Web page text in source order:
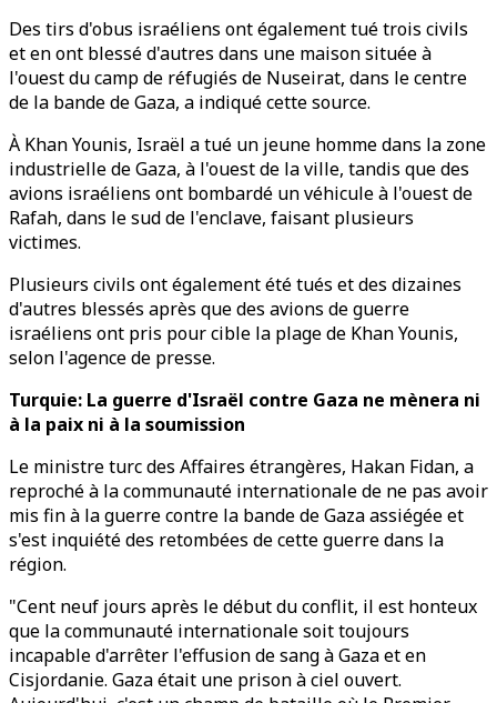
Des tirs d'obus israéliens ont également tué trois civils
et en ont blessé d'autres dans une maison située à
l'ouest du camp de réfugiés de Nuseirat, dans le centre
de la bande de Gaza, a indiqué cette source.
À Khan Younis, Israël a tué un jeune homme dans la zone
industrielle de Gaza, à l'ouest de la ville, tandis que des
avions israéliens ont bombardé un véhicule à l'ouest de
Rafah, dans le sud de l'enclave, faisant plusieurs
victimes.
Plusieurs civils ont également été tués et des dizaines
d'autres blessés après que des avions de guerre
israéliens ont pris pour cible la plage de Khan Younis,
selon l'agence de presse.
Turquie: La guerre d'Israël contre Gaza ne mènera ni
à la paix ni à la soumission
Le ministre turc des Affaires étrangères, Hakan Fidan, a
reproché à la communauté internationale de ne pas avoir
mis fin à la guerre contre la bande de Gaza assiégée et
s'est inquiété des retombées de cette guerre dans la
région.
"Cent neuf jours après le début du conflit, il est honteux
que la communauté internationale soit toujours
incapable d'arrêter l'effusion de sang à Gaza et en
Cisjordanie. Gaza était une prison à ciel ouvert.